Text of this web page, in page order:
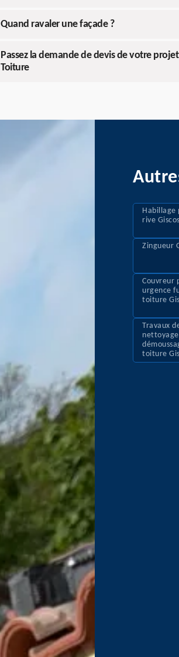
Quand ravaler une façade ?
Passez la demande de devis de votre
Toiture
Habillage
rive Giscos
Zingueur
Couvreur
urgence
toiture
Travaux
nettoyage
toiture